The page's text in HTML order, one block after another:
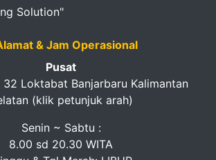
Solution"
& Jam Operasional
Pusat
32 Loktabat Banjarbaru Kalimantan
(klik petunjuk arah)
Senin ~ Sabtu :
8.00 sd 20.30 WITA